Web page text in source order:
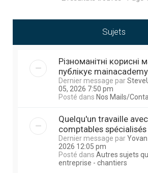
Sujets
Різноманітні корисні
публікує
Dernier message par
05, 2026 7:50 pm
Posté dans Nos Mails/
Quelqu'un travaille
comptables spécialisés
Dernier message parYovan
2026 12:05 pm
Posté dans Autres sujets
entreprise - chantiers